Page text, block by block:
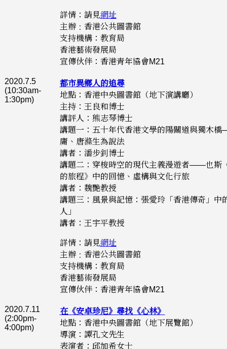
詳情：請見網址
主辦﹕香港公共圖書館
支持機構：教育局
香港藝術發展局
宣傳伙伴：香港青年協會M21
2020.7.5
(10:30am-
1:30pm)
都市異鄉人的追尋
地點：香港中央圖書館（地下演講廳）
主持：王良和博士
講評人：熊志琴博士
講題一：五十年代香港文學的陽關道與獨木
庸、唐滌生為說法
講者：潘步釗博士
講題二：穿梭時空的現代主義漫遊者——也斯
的旅程》中的回憶、虛構與文化行旅
講者：魏艷教授
講題三：風景與記憶：張愛玲「香港傳奇」中
人」
講者：王宇平教授
詳情：請見網址
主辦﹕香港公共圖書館
支持機構：教育局
香港藝術發展局
宣傳伙伴：香港青年協會M21
2020.7.11
(2:00pm-
4:00pm)
在《安卓珍尼》尋找《心林》
地點：香港中央圖書館（地下展覽館）
導演：譚孔文先生
表演者：邱加希女士